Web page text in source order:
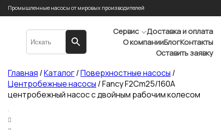
Промышленные насосы от мировых производителей
Сервис
Доставка и оплата
О компанииБлогКонтакты
Оставить заявку
Главная /Каталог/Поверхностные насосы /
Центробежные насосы / Fancy F2Cm25/160A
центробежный насос с двойным рабочим колесом